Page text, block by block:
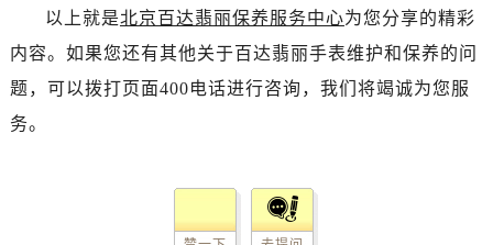
以上就是北京百达翡丽保养服务中心为您分享的精彩
内容。如果您还有其他关于百达翡丽手表维护和保养的问
题，可以拨打页面400电话进行咨询，我们将竭诚为您服
务。